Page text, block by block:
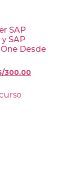
SAP
SAP
Desde
300.00